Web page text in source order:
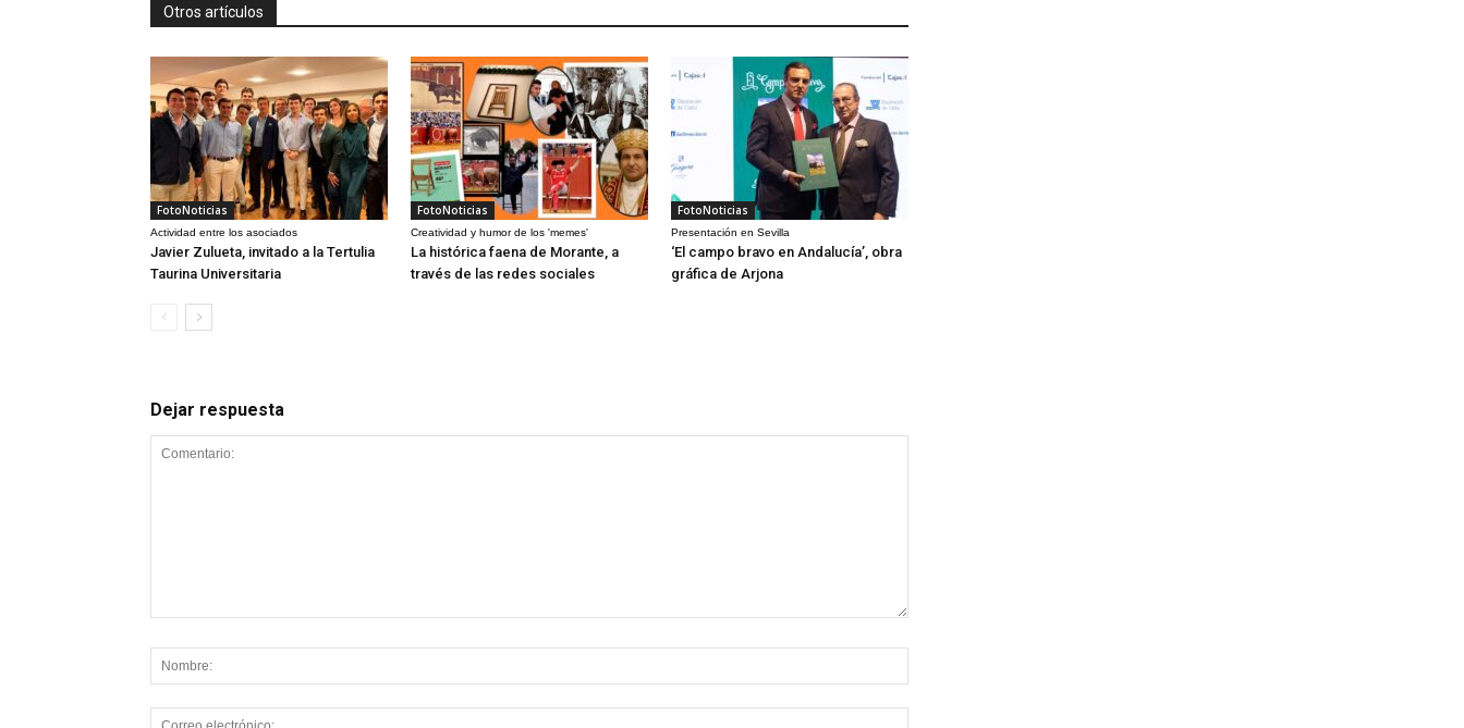
Otros artículos
FotoNoticias
Actividad entre los asociados
Javier Zulueta, invitado a la Tertulia
Taurina Universitaria
FotoNoticias
Creatividad y humor de los 'memes'
La histórica faena de Morante, a
través de las redes sociales
FotoNoticias
Presentación en Sevilla
‘El campo bravo en Andalucía’, obra
gráfica de Arjona
Dejar respuesta